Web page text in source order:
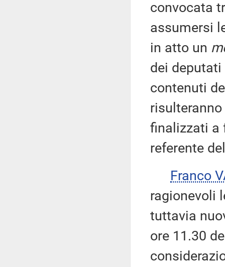
convocata
assumersi
in atto un
dei
contenuti
finalizzati a
referente
Franco
ragionevoli
tuttavia
ore 11.30